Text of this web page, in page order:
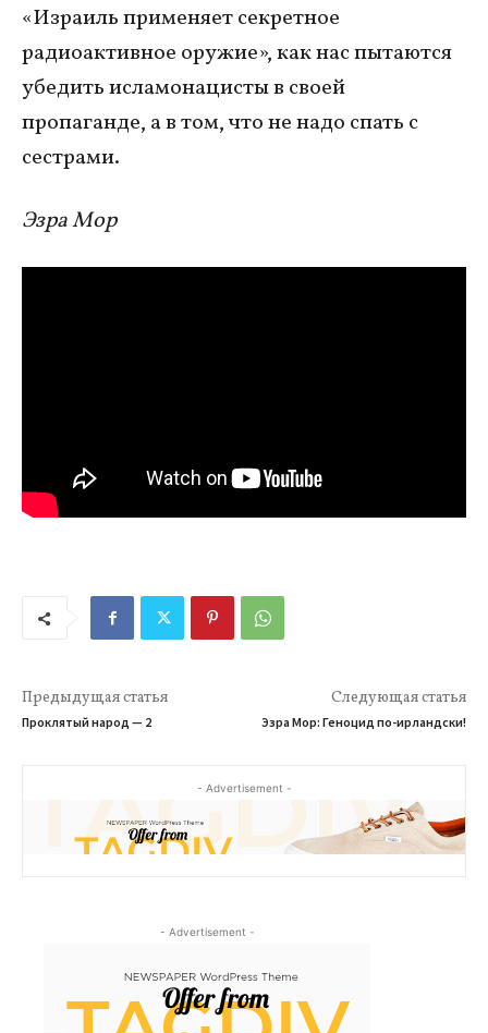
«Израиль применяет секретное
радиоактивное оружие», как нас пытаются
убедить исламонацисты в своей
пропаганде, а в том, что не надо спать с
сестрами.
Эзра Мор
Предыдущая статья
Проклятый народ — 2
Следующая статья
Эзра Мор: Геноцид по-ирландски!
- Advertisement -
- Advertisement -